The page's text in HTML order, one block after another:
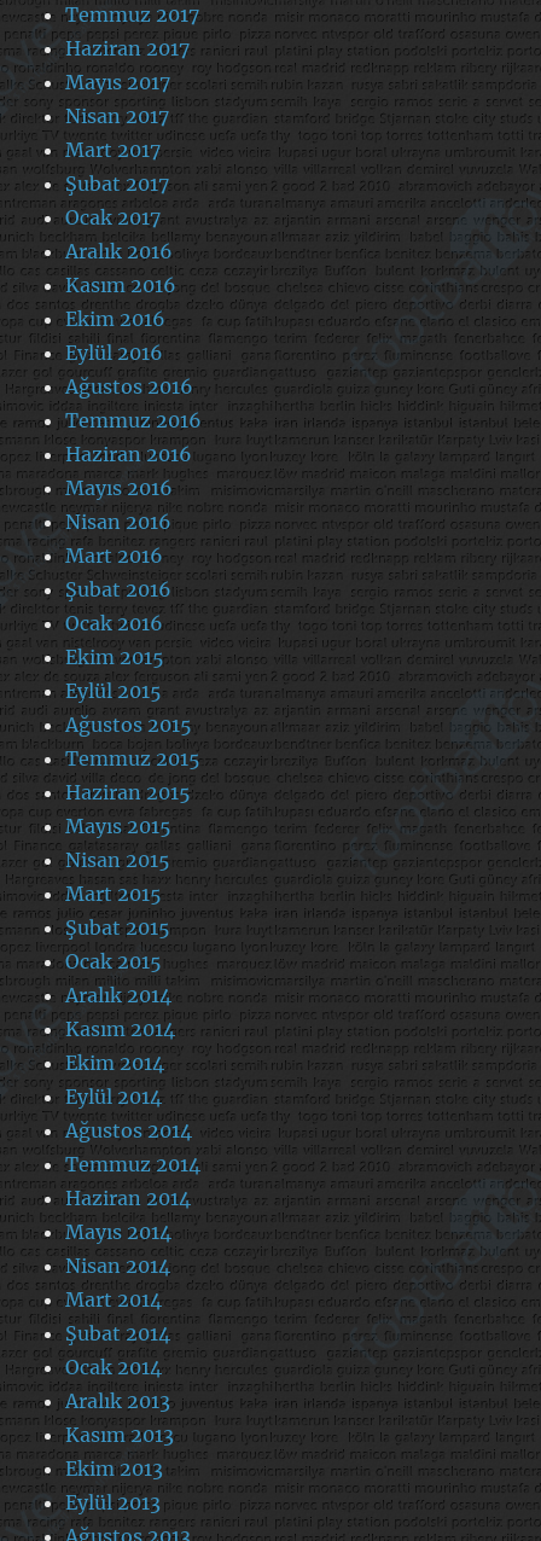
Temmuz 2017
Haziran 2017
Mayıs 2017
Nisan 2017
Mart 2017
Şubat 2017
Ocak 2017
Aralık 2016
Kasım 2016
Ekim 2016
Eylül 2016
Ağustos 2016
Temmuz 2016
Haziran 2016
Mayıs 2016
Nisan 2016
Mart 2016
Şubat 2016
Ocak 2016
Ekim 2015
Eylül 2015
Ağustos 2015
Temmuz 2015
Haziran 2015
Mayıs 2015
Nisan 2015
Mart 2015
Şubat 2015
Ocak 2015
Aralık 2014
Kasım 2014
Ekim 2014
Eylül 2014
Ağustos 2014
Temmuz 2014
Haziran 2014
Mayıs 2014
Nisan 2014
Mart 2014
Şubat 2014
Ocak 2014
Aralık 2013
Kasım 2013
Ekim 2013
Eylül 2013
Ağustos 2013